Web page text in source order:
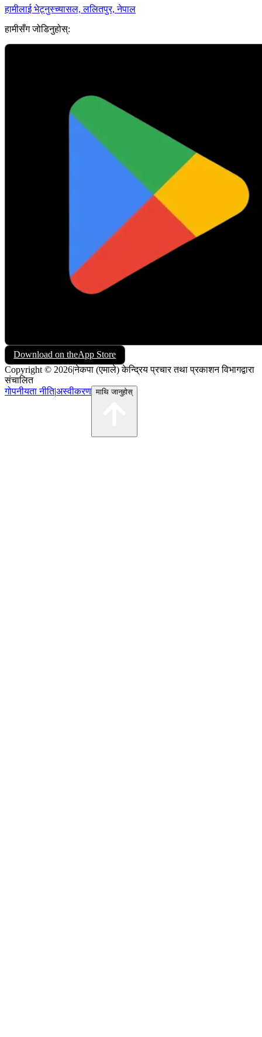
हामीलाई भेट्नुस्च्यासल, ललितपुर, नेपाल
हामीसँग जोडिनुहोस्:
Download on theApp Store
Copyright © 2026|नेकपा (एमाले) केन्द्रिय प्रचार तथा प्रकाशन विभागद्वारा
संचालित
गोपनीयता नीति|अस्वीकरण माथि जानुहोस्